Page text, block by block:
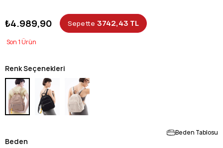
₺4.989,90 Sepette 3742,43 TL
1
Renk Seçenekleri
Beden Tablosu
Beden